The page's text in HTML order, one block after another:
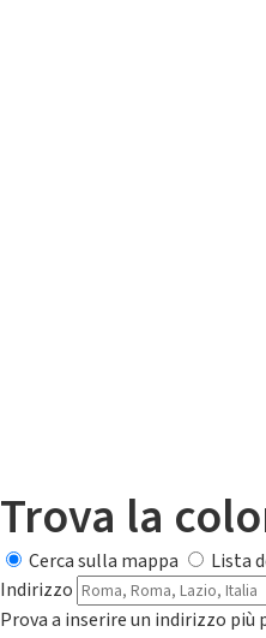
Trova la
Cerca sulla mappa
Lista
Indirizzo
Prova a inserire un indirizzo più